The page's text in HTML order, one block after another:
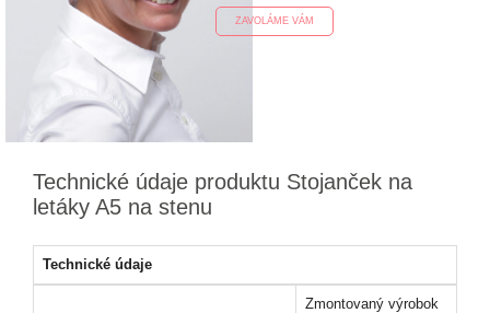
ZAVOLÁME VÁM
Technické údaje produktu Stojanček na
letáky A5 na stenu
Technické údaje
Zmontovaný výrobok